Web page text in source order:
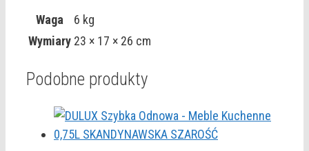
Waga
6 kg
Wymiary 23 × 17 × 26 cm
Podobne produkty